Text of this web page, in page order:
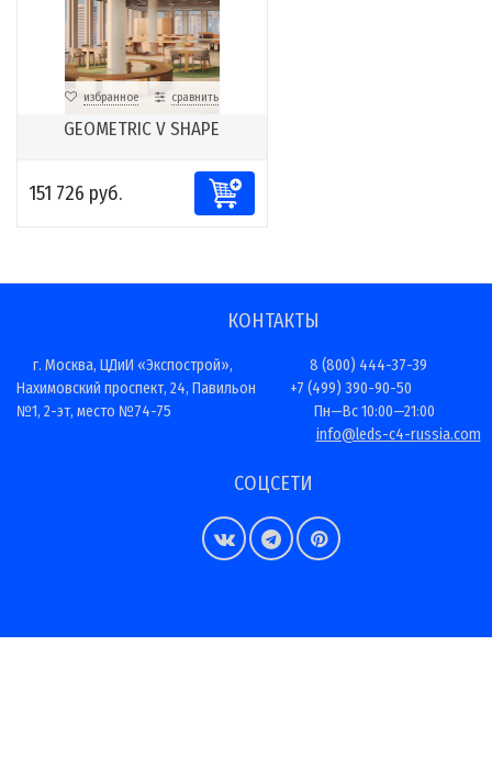
избранное сравнить
GEOMETRIC V SHAPE
151 726 руб.
КОНТАКТЫ
г. Москва, ЦДиИ «Экспострой»,
Нахимовский проспект, 24, Павильон
№1, 2-эт, место №74-75
8 (800) 444-37-39
+7 (499) 390-90-50
Пн—Вс 10:00—21:00
info@leds-c4-russia.com
СОЦСЕТИ